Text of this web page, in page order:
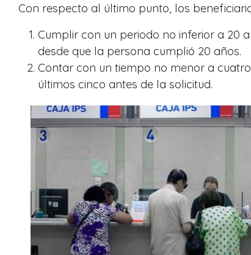
Con respecto al último punto, los
Cumplir con un periodo no inferior a 20
desde que la persona cumplió 20 años.
Contar con un tiempo no menor a
últimos cinco antes de la solicitud.